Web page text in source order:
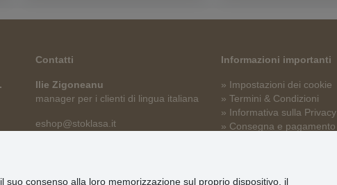
Contatti
Ilie Zigoneanu
manager per i clienti di lingua italiana
eshop@stoklasa.it
Informazioni importanti
» Impostazioni dei cookie
» Termini & Condizioni
» Informativa sulla Privacy
» Consegna e pagamento
suo consenso alla loro memorizzazione sul proprio dispositivo, il